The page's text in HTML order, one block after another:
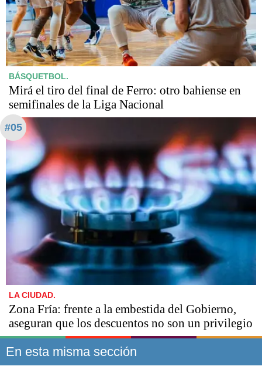
BÁSQUETBOL.
Mirá el tiro del final de Ferro: otro bahiense en
semifinales de la Liga Nacional
#05
LA CIUDAD.
Zona Fría: frente a la embestida del Gobierno,
aseguran que los descuentos no son un privilegio
En esta misma sección